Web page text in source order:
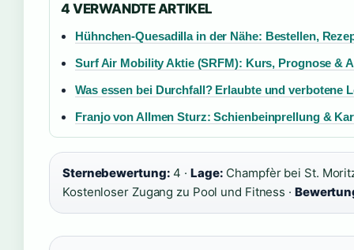
4 VERWANDTE ARTIKEL
Hühnchen-Quesadilla in der Nähe: Bestellen,
Surf Air Mobility Aktie (SRFM): Kurs, Prognose &
Was essen bei Durchfall? Erlaubte und verbotene
Franjo von Allmen Sturz: Schienbeinprellung &
Sternebewertung: 4 · Lage: Champfèr bei St.
Kostenloser Zugang zu Pool und Fitness ·